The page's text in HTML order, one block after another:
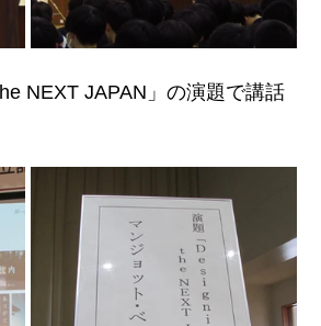
NEXT JAPAN」の演題で講話